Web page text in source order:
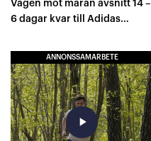
Vägen mot maran avsnitt 14 –
6 dagar kvar till Adidas
ANNONSSAMARBETE
play_arrow